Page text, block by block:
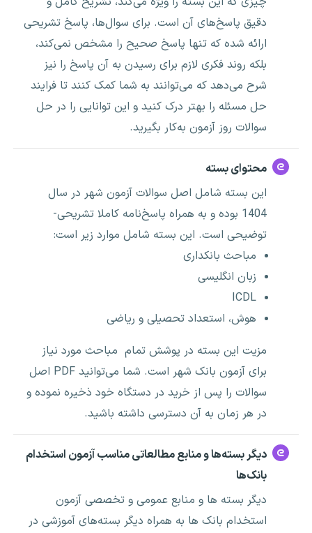
دقیق پاسخ‌های آن است. برای سوال‌ها، پاسخ تشریحی
ارائه شده که تنها پاسخ صحیح را مشخص نمی‌کند،
بلکه روند فکری لازم برای رسیدن به آن پاسخ را نیز
شرح می‌دهد که می‌توانند به شما کمک کنند تا فرایند
حل مسئله را بهتر درک کنید و این توانایی را در حل
سوالات روز آزمون به‌کار بگیرید.
محتوای بسته
این بسته شامل اصل سوالات آزمون شهر در سال
1404 بوده و به همراه پاسخ‌نامه کاملا تشریحی-
توضیحی است. این بسته شامل موارد زیر است:
مباحث بانکداری
زبان انگلیسی
ICDL
هوش، استعداد تحصیلی و ریاضی
مزیت این بسته در پوشش تمام مباحث مورد نیاز
برای آزمون‌ بانک شهر است. شما می‌توانید PDF
اصل
سوالات را پس از خرید در دستگاه خود ذخیره نموده و
در هر زمان به آن دسترسی داشته باشید.
دیگر بسته‌ها و منابع مطالعاتی مناسب آزمون استخدام
بانک‌ها
دیگر بسته ها و منابع عمومی و تخصصی آزمون
استخدام بانک ها به همراه دیگر بسته‌های آموزشی در